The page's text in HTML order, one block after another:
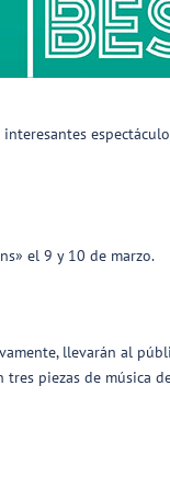
el 9 y 10 de marzo.
llevarán al
piezas de música